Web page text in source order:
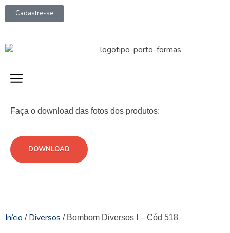
Cadastre-se
Faça o download das fotos dos produtos:
DOWNLOAD
Início / Diversos / Bombom Diversos I – Cód 518